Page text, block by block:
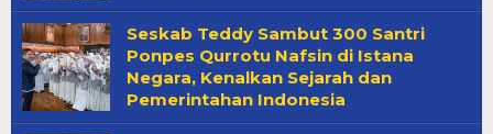
Seskab Teddy Sambut 300 Santri
Ponpes Qurrotu Nafsin di Istana
Negara, Kenalkan Sejarah dan
Pemerintahan Indonesia